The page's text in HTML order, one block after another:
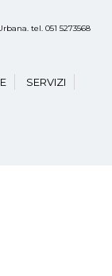
tel. 051 5273568
SERVIZI